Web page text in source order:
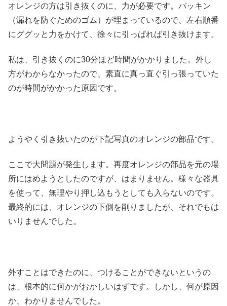
オレンジの方は引き抜くのに、力が必要です。パッキン
（漏れを防ぐためのゴム）が埋まっているので、左右順番
にググッと力をかけて、徐々に引っぱれば引き抜けます。
私は、引き抜くのに30分ほど時間がかかりました。外し
方がわからなかったので、素直に真っ直ぐ引っ張っていた
のが時間がかかった原因です。
ようやく引き抜いたのが下記写真のオレンジの部品です。
ここで大問題が発生します。再度オレンジの部品を元の場
所にはめようとしたのですが、はまりません。様々な器具
を使って、無理やり押し込もうとしても入らないのです。
最終的には、オレンジの下側を削りましたが、それでもは
いりませんでした。
外すことはできたのに、つけることができないというの
は、根本的に何かがおかしいはずです。しかし、何が原因
か、わかりませんでした。